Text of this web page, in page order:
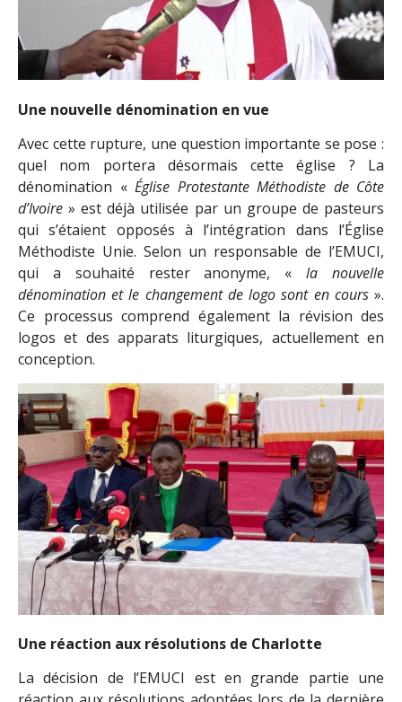
Une nouvelle dénomination en vue
Avec cette rupture, une question importante se pose :
quel nom portera désormais cette église ? La
dénomination « Église Protestante Méthodiste de Côte
d’Ivoire » est déjà utilisée par un groupe de pasteurs
qui s’étaient opposés à l’intégration dans l’Église
Méthodiste Unie. Selon un responsable de l’EMUCI,
qui a souhaité rester anonyme, «la nouvelle
dénomination et le changement de logo sont en cours ».
Ce processus comprend également la révision des
logos et des apparats liturgiques, actuellement en
conception.
Une réaction aux résolutions de Charlotte
La décision de l’EMUCI est en grande partie une